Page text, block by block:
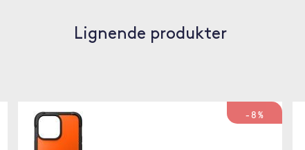
Lignende produkter
-8%